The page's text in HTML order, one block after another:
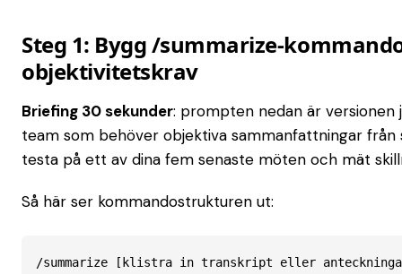
Steg 1: Bygg /summarize-
objektivitetskrav
Briefing 30 sekunder: prompten nedan är
team som behöver objektiva sammanfattningar från
testa på ett av dina fem senaste möten och mät
Så här ser kommandostrukturen ut:
/summarize [klistra in transkript eller